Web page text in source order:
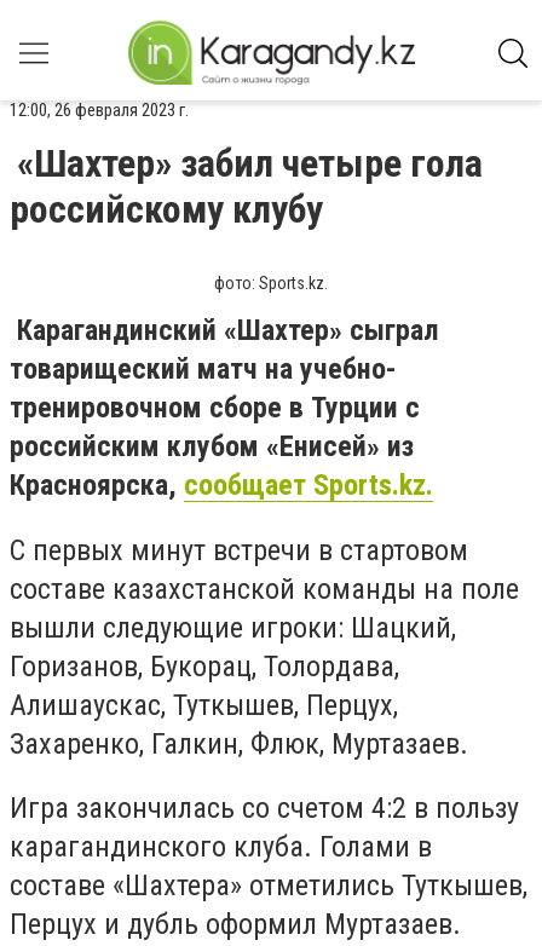
12:00, 26 февраля 2023 г.
«Шахтер» забил четыре гола
российскому клубу
фото: Sports.kz.
Карагандинский «Шахтер» сыграл
товарищеский матч на учебно-
тренировочном сборе в Турции с
российским клубом «Енисей» из
Красноярска, сообщает Sports.kz.
С первых минут встречи в стартовом
составе казахстанской команды на поле
вышли следующие игроки: Шацкий,
Горизанов, Букорац, Толордава,
Алишаускас, Туткышев, Перцух,
Захаренко, Галкин, Флюк, Муртазаев.
Игра закончилась со счетом 4:2 в пользу
карагандинского клуба. Голами в
составе «Шахтера» отметились Туткышев,
Перцух и дубль оформил Муртазаев.